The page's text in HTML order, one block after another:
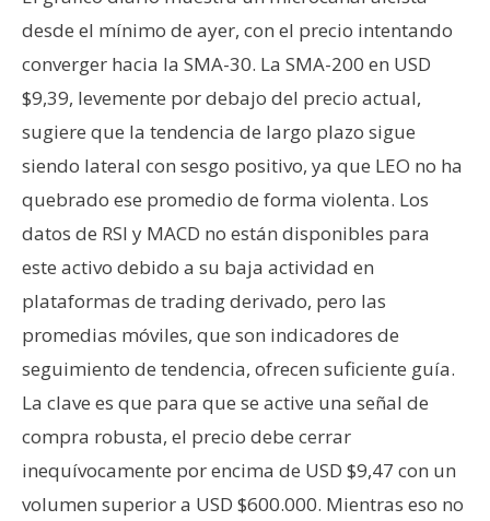
desde el mínimo de ayer, con el precio intentando
converger hacia la SMA-30. La SMA-200 en USD
$9,39, levemente por debajo del precio actual,
sugiere que la tendencia de largo plazo sigue
siendo lateral con sesgo positivo, ya que LEO no ha
quebrado ese promedio de forma violenta. Los
datos de RSI y MACD no están disponibles para
este activo debido a su baja actividad en
plataformas de trading derivado, pero las
promedias móviles, que son indicadores de
seguimiento de tendencia, ofrecen suficiente guía.
La clave es que para que se active una señal de
compra robusta, el precio debe cerrar
inequívocamente por encima de USD $9,47 con un
volumen superior a USD $600.000. Mientras eso no